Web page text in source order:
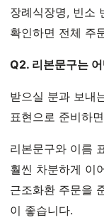
장례식장명, 빈소
확인하면 전체 주
Q2. 리본문구는
받으실 분과 보내
표현으로 준비하
리본문구와 이름
훨씬 차분하게 이
근조화환 주문을
이 좋습니다.